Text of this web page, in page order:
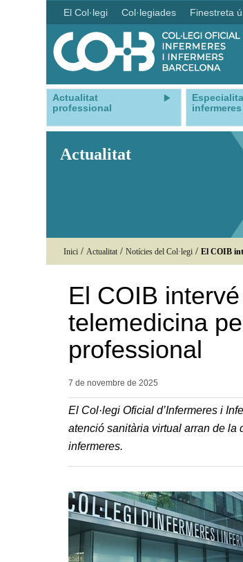
El Col·legi Col·legiades Finestreta
Actualitat
professional
infermeres
Actualitat
Inici / Actualitat / Notícies del Col·legi / El COIB
El COIB
telemedicina
professional
7 de novembre de 2025
El Col·legi Oficial d’Infermeres i
atenció sanitària virtual arran de la
infermeres.